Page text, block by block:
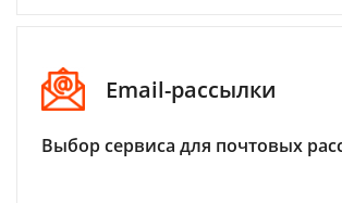
Email-рассылки
Выбор сервиса для почтовых